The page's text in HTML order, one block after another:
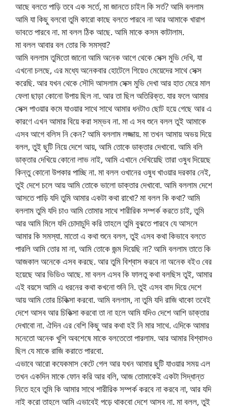
আছে বলতে পাড়ি তবে এক সর্তে, মা জানতে চাইল কি সর্ত? আমি বললাম
আমি যা কিছু বলবো তুমি কারো কাছে বলতে পারবে না আর আমাকে খারাপ
ভাবতে পারবে না. মা বলল ঠিক আছে. আমি মাকে কসম কাটালাম.
মা বলল আবার বল তোর কি সমস্যা?
আমি বললাম তুমিতো জানো আমি অনেক আগে থেকে সেক্স মুভি দেখি, যা
এখনো চলছে, এর মধ্যে অনেকবার হোটেলে গিয়েও মেয়েদের সাথে সেক্স
করেছি. আর যখন থেকে সৌদি আসলাম সেক্স মুভি দেখা আর হাত মেরে মাল
ফেলা ছাড়া কোনো উপায় ছিল না. আর তা ছিল অতিরিক্ত. যার ফলে আমার
সেক্স পাওয়ার কমে যাওয়ার সাথে সাথে আমার ধনটাও ছোট হয়ে গেছে আর এ
কারণে এখন আমার বিয়ে করা সম্ভব না. মা এ সব শুনে বলল তুই আমাকে
এসব আগে বলিস নি কেন? আমি বললাম লজ্জায়. মা তখন আমায় অভয় দিয়ে
বলল, তুই ছুটি নিয়ে দেশে আয়, আমি তোকে ডাক্তার দেখাবো. আমি বলি
ডাক্তার দেখিয়ে কোনো লাভ নাই, আমি এখানে দেখিয়েছি তারা ওষুধ দিয়েছে
কিন্তু কোনো উপকার পাচ্ছি না. মা বলল ওখানের ওষুধ খাওয়ার দরকার নেই,
তুই দেশে চলে আয় আমি তোকে ভালো ডাক্তার দেখাবো. আমি বললাম দেশে
আসতে পাড়ি যদি তুমি আমার একটা কথা রাখো? মা বলল কি কথা? আমি
বললাম তুমি যদি চাও আমি তোমার সাথে শারীরিক সম্পর্ক করতে চাই, তুমি
আর আমি মিলে যদি চোদাচুদি করি তাহলে তুমি বুঝতে পারবে যে আসলে
আমার কি সমস্যা. মাতো এ কথা শুনে বলল, তুই এসব কথা কিভাবে বলতে
পারলি আমি তোর মা না, আমি তোকে জন্ম দিয়েছি না? আমি বললাম তাতে কি
আজকাল অনেকে এসব করছে. আর তুমি বিশ্বাস করবে না অনেক বইও বের
হয়েছে আর ভিডিও আছে. মা বলল এসব কি ফালতু কথা বলছিস তুই, আমার
এই বয়সে আমি এ ধরনের কথা কখনো শুনি নি. তুই এসব বাদ দিয়ে দেশে
আয় আমি তোর চিকিত্সা করবো. আমি বললাম, না তুমি যদি রাজি থাকো তবেই
দেশে আসব আর চিকিত্সা করবো তা না হলে আমি যদিও দেশে আশি ডাক্তার
দেখাবো না. ঐদিন এর বেশি কিছু আর কথা হই নি মার সাথে. এদিকে আমার
মনেতো অনেক খুশি অবশেষে মাকে বলতেতো পারলাম. আর আমার বিশ্বাসও
ছিল যে মাকে রাজি করাতে পারবো.
এভাবে আরো কযেকমাস কেটে গেল আর যখন আমার ছুটি যাওয়ার সময় এল
তখন একদিন মাকে ফোন করি আর বলি, আজ তোমাকেই একটা সিদ্ধান্ত
নিতে হবে তুমি কি আমার সাথে শারীরিক সম্পর্ক করবে না করবে না, আর যদি
নাই করো তাহলে আমি এভাবেই পড়ে থাকবো দেশে আসব না. মা বলল, তুই